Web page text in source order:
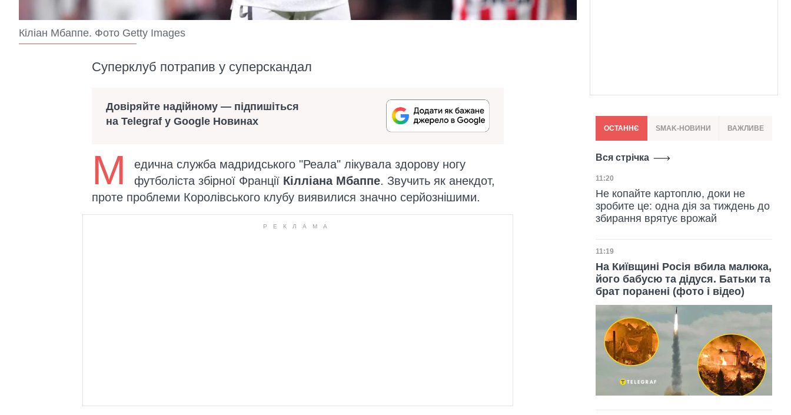
Кіліан Мбаппе. Фото Getty Images
Суперклуб потрапив у суперскандал
Довіряйте надійному — підпишіться
на Telegraf у Google Новинах
М
едична служба мадридського "Реала" лікувала здорову ногу
футболіста збірної Франції Кілліана Мбаппе. Звучить як анекдот,
проте проблеми Королівського клубу виявилися значно серйознішими.
ОСТАННЄ SMAK-НОВИНИ ВАЖЛИВЕ
Вся стрічка
Дата публікації
11:20
Не копайте картоплю, доки не
зробите це: одна дія за тиждень до
збирання врятує врожай
Дата публікації
11:19
На Київщині Росія вбила малюка,
його бабусю та дідуся. Батьки та
брат поранені (фото і відео)